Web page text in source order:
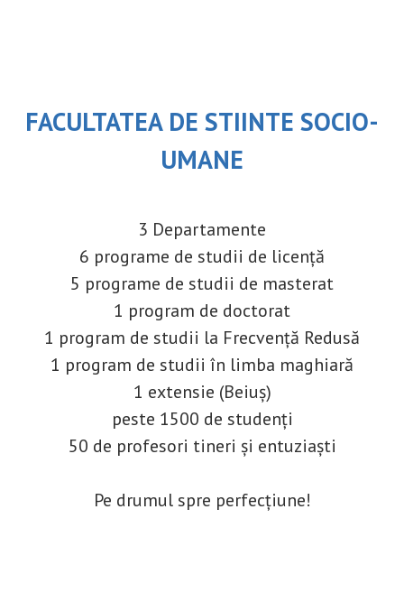
FACULTATEA DE STIINTE SOCIO-
UMANE
3 Departamente
6 programe de studii de licență
5 programe de studii de masterat
1 program de doctorat
1 program de studii la Frecvență Redusă
1 program de studii în limba maghiară
1 extensie (Beiuș)
peste 1500 de studenți
50 de profesori tineri și entuziaști
Pe drumul spre perfecțiune!